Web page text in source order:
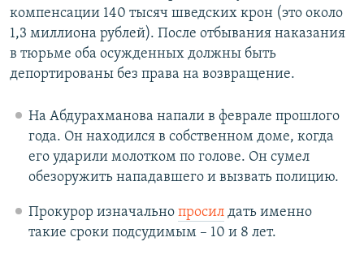
компенсации 140 тысяч шведских крон (это около
1,3 миллиона рублей). После отбывания наказания
в тюрьме оба осужденных должны быть
депортированы без права на возвращение.
На Абдурахманова напали в феврале прошлого
года. Он находился в собственном доме, когда
его ударили молотком по голове. Он сумел
обезоружить нападавшего и вызвать полицию.
Прокурор изначально просилдать именно
такие сроки подсудимым – 10 и 8 лет.